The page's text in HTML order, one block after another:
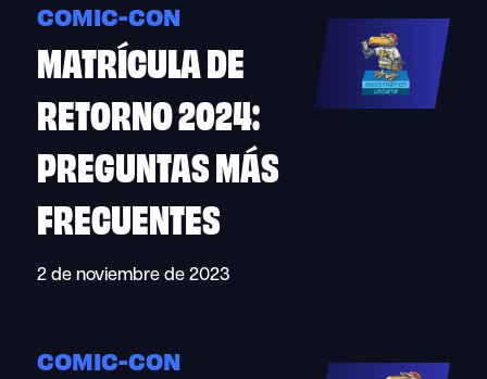
COMIC-CON
MATRÍCULA DE
RETORNO 2024:
PREGUNTAS MÁS
FRECUENTES
2 de noviembre de 2023
COMIC-CON